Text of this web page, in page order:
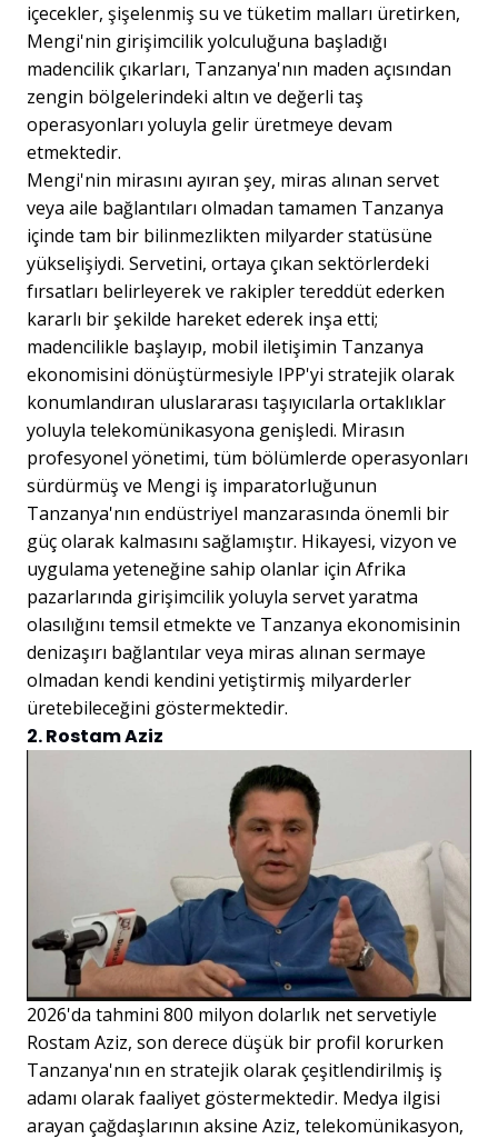
içecekler, şişelenmiş su ve tüketim malları üretirken,
Mengi'nin girişimcilik yolculuğuna başladığı
madencilik çıkarları, Tanzanya'nın maden açısından
zengin bölgelerindeki altın ve değerli taş
operasyonları yoluyla gelir üretmeye devam
etmektedir.
Mengi'nin mirasını ayıran şey, miras alınan servet
veya aile bağlantıları olmadan tamamen Tanzanya
içinde tam bir bilinmezlikten milyarder statüsüne
yükselişiydi. Servetini, ortaya çıkan sektörlerdeki
fırsatları belirleyerek ve rakipler tereddüt ederken
kararlı bir şekilde hareket ederek inşa etti;
madencilikle başlayıp, mobil iletişimin Tanzanya
ekonomisini dönüştürmesiyle IPP'yi stratejik olarak
konumlandıran uluslararası taşıyıcılarla ortaklıklar
yoluyla telekomünikasyona genişledi. Mirasın
profesyonel yönetimi, tüm bölümlerde operasyonları
sürdürmüş ve Mengi iş imparatorluğunun
Tanzanya'nın endüstriyel manzarasında önemli bir
güç olarak kalmasını sağlamıştır. Hikayesi, vizyon ve
uygulama yeteneğine sahip olanlar için Afrika
pazarlarında girişimcilik yoluyla servet yaratma
olasılığını temsil etmekte ve Tanzanya ekonomisinin
denizaşırı bağlantılar veya miras alınan sermaye
olmadan kendi kendini yetiştirmiş milyarderler
üretebileceğini göstermektedir.
2. Rostam Aziz
2026'da tahmini 800 milyon dolarlık net servetiyle
Rostam Aziz, son derece düşük bir profil korurken
Tanzanya'nın en stratejik olarak çeşitlendirilmiş iş
adamı olarak faaliyet göstermektedir. Medya ilgisi
arayan çağdaşlarının aksine Aziz, telekomünikasyon,